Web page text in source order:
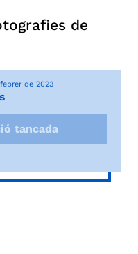
de
de 2023
tancada